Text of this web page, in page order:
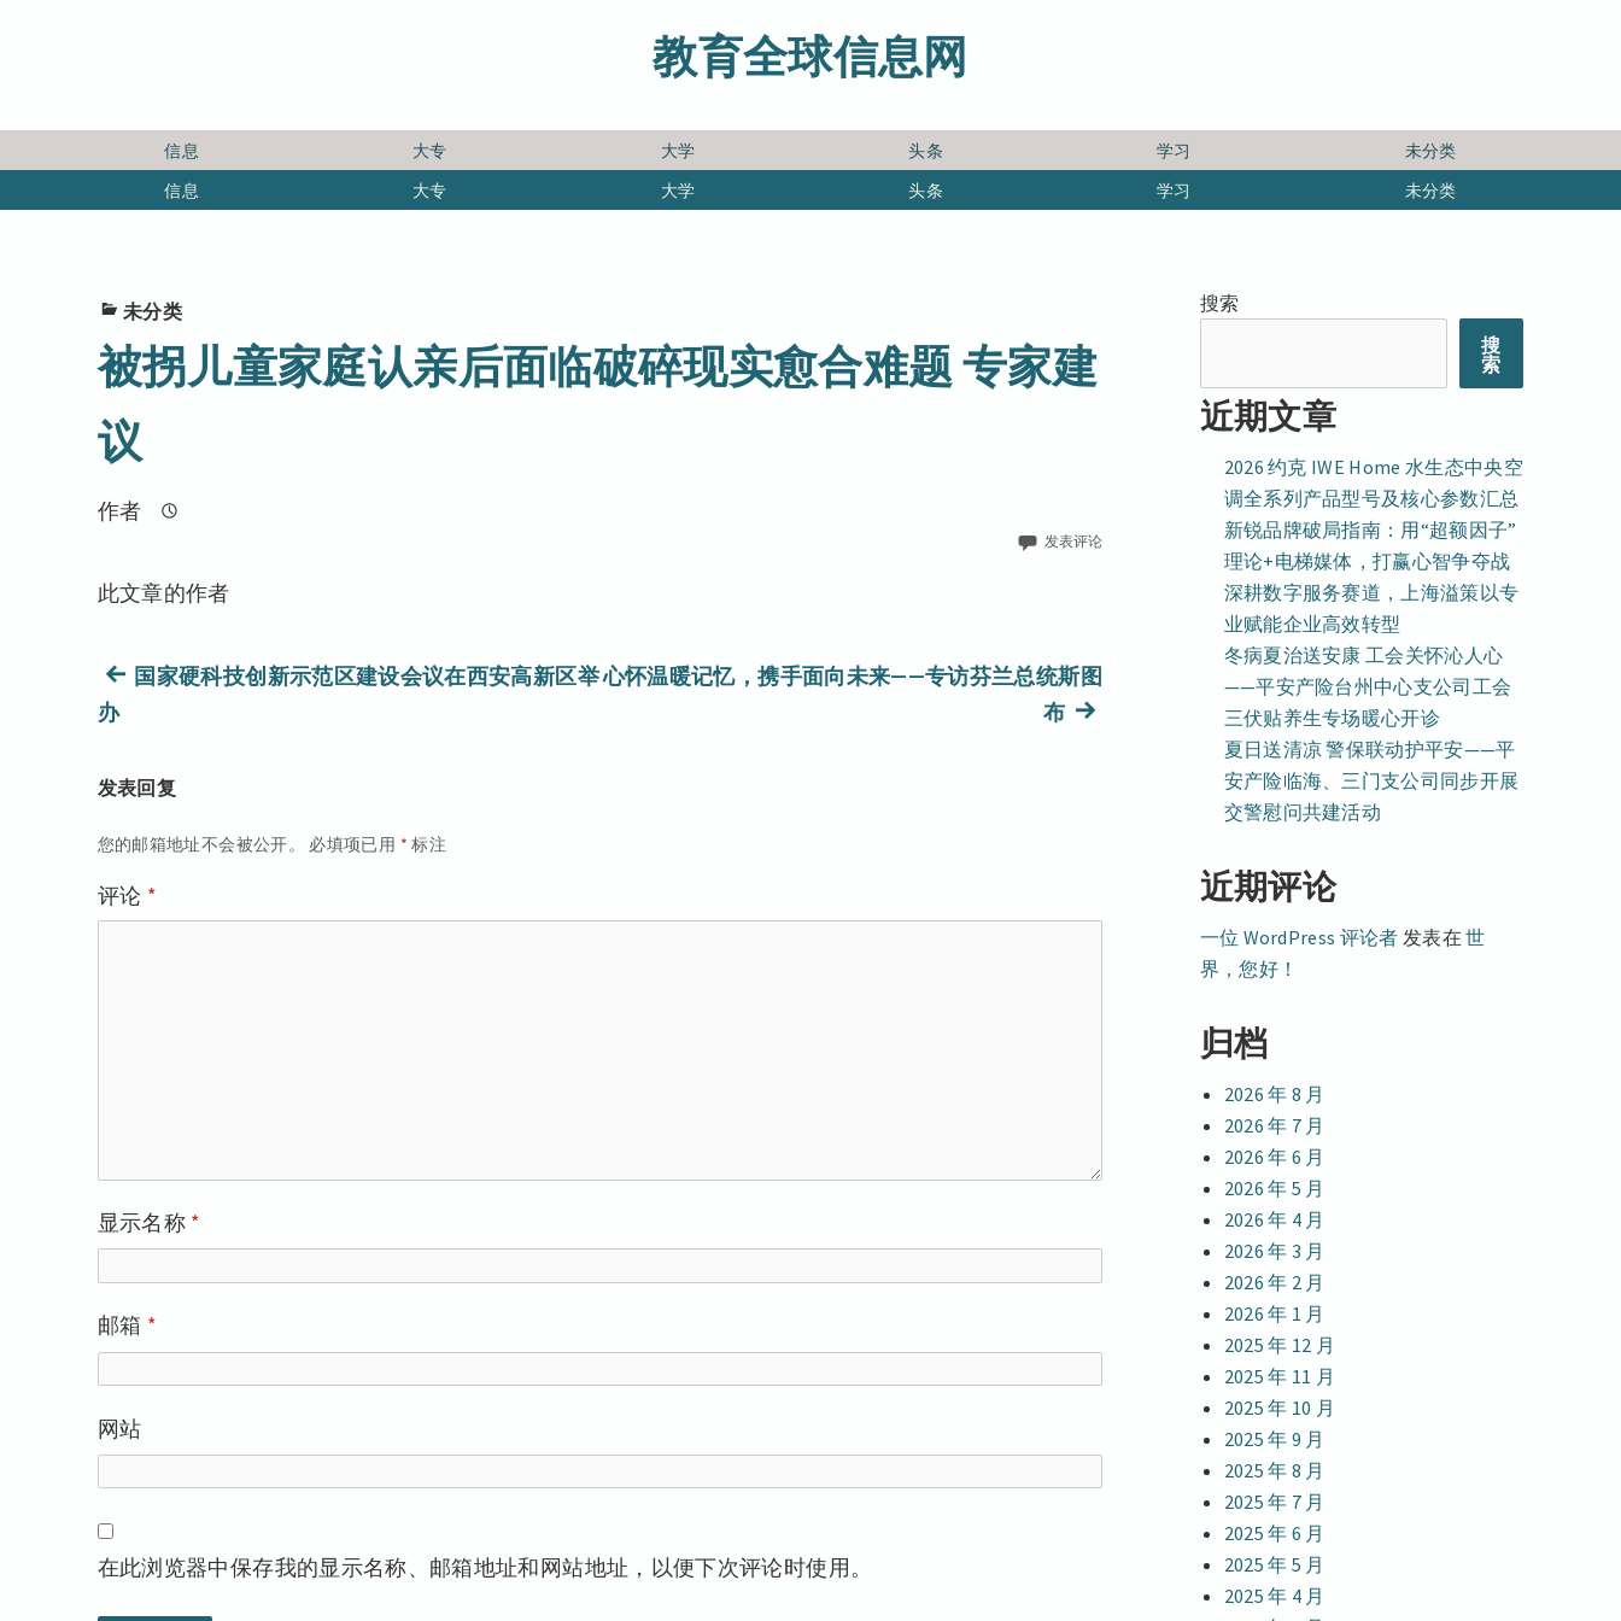
教育全球信息网
信息 大专 大学 头条 学习 未分类
信息 大专 大学 头条 学习 未分类
未分类
被拐儿童家庭认亲后面临破碎现实愈合难题 专家建
议
作者
发表评论
此文章的作者
文
章
导
航
上
章：
国家硬科技创新示范区建设会议在西安高新区举
办
心怀温暖记忆，携手面向未来——专访芬兰总统斯图
布下
发表回复
您的邮箱地址不会被公开。 必填项已用 * 标注
评论 *
显示名称 *
邮箱 *
网站
在此浏览器中保存我的显示名称、邮箱地址和网站地址，以便下次评论时使用。
搜索
搜
索
近期文章
2026 约克 IWE Home 水生态中央空
调全系列产品型号及核心参数汇总
新锐品牌破局指南：用“超额因子”
理论+电梯媒体，打赢心智争夺战
深耕数字服务赛道，上海溢策以专
业赋能企业高效转型
冬病夏治送安康 工会关怀沁人心
——平安产险台州中心支公司工会
三伏贴养生专场暖心开诊
夏日送清凉 警保联动护平安——平
安产险临海、三门支公司同步开展
交警慰问共建活动
近期评论
一位 WordPress 评论者 发表在世
界，您好！
归档
2026 年 8 月
2026 年 7 月
2026 年 6 月
2026 年 5 月
2026 年 4 月
2026 年 3 月
2026 年 2 月
2026 年 1 月
2025 年 12 月
2025 年 11 月
2025 年 10 月
2025 年 9 月
2025 年 8 月
2025 年 7 月
2025 年 6 月
2025 年 5 月
2025 年 4 月